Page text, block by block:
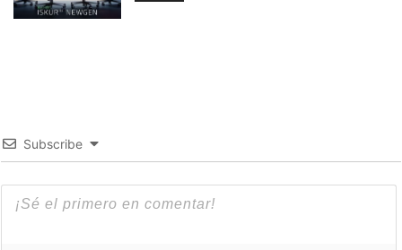
Subscribe